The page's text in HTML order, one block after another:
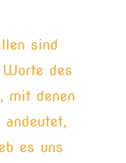
sind
des
mit denen
andeutet,
es uns